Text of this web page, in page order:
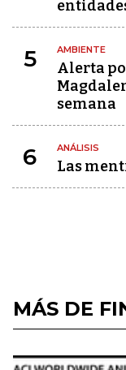
5 AMBIENTE
Alerta
semana
6 ANÁLISIS
Las
MÁS DE